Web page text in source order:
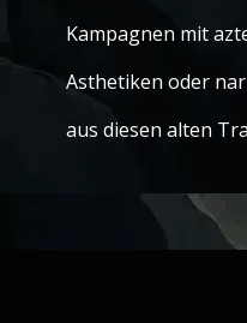
Kampagnen mit
Asthetiken oder
aus diesen alten